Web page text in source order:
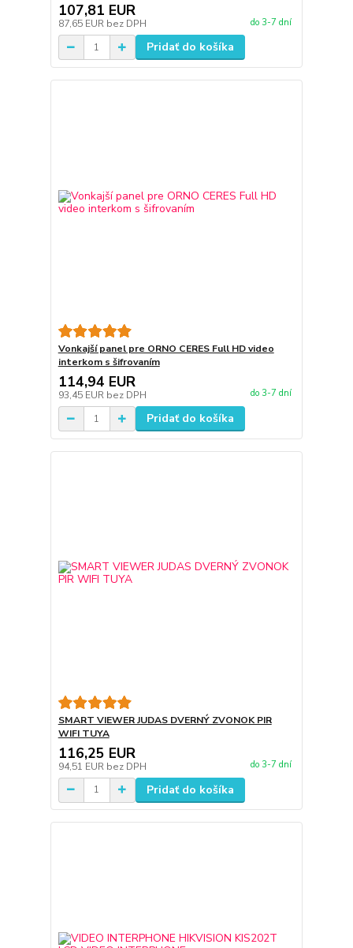
107,81 EUR
87,65 EUR bez DPH do 3-7 dní
Pridať do košíka
Vonkajší panel pre ORNO CERES Full HD video
interkom s šifrovaním
114,94 EUR
93,45 EUR bez DPH do 3-7 dní
Pridať do košíka
SMART VIEWER JUDAS DVERNÝ ZVONOK PIR
WIFI TUYA
116,25 EUR
94,51 EUR bez DPH do 3-7 dní
Pridať do košíka